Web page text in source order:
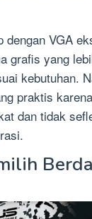
dengan VGA
grafis yang
kebutuhan.
praktis
dan tidak